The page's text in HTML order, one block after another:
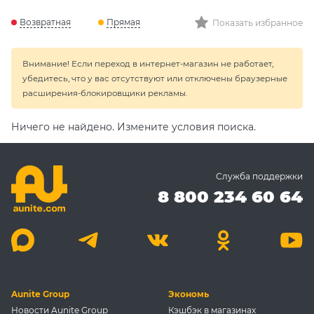
Возвратная Прямая Показать избранное
Внимание! Если переход в интернет-магазин не работает,
убедитесь, что у вас отсутствуют или отключены браузерные
расширения-блокировщики рекламы.
Ничего не найдено. Измените условия поиска.
Служба поддержки
8 800 234 60 64
Aunite Group
Новости Aunite Group
Экономь
Кэшбэк в магазинах